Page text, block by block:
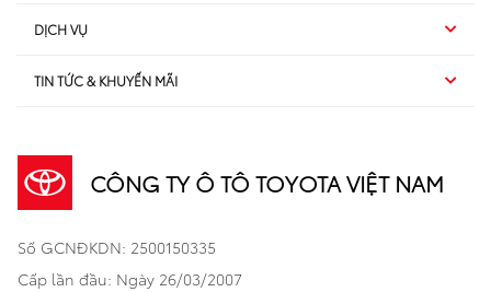
SUV
Sedan
Bán tải
Hatchback
Hybrid
TSS
DỊCH VỤ
Dịch vụ sau bán hàng
Bảo hiểm Toyota
Xe đã qua sử dụng
TIN TỨC & KHUYẾN MÃI
Khuyến mãi
Xã hội
CÔNG TY Ô TÔ TOYOTA VIỆT NAM
Số GCNĐKDN: 2500150335
Cấp lần đầu: Ngày 26/03/2007